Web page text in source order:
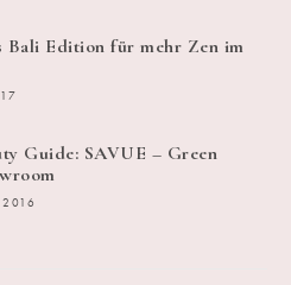
Bali Edition für mehr Zen im
Guide: SAVUE – Green